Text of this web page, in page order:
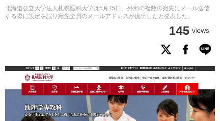
北海道公立大学法人札幌医科大学は5月15日、外部の複数の宛先にメール送信
する際に設定を誤り宛先全員のメールアドレスが流出したと発表した。
145 views